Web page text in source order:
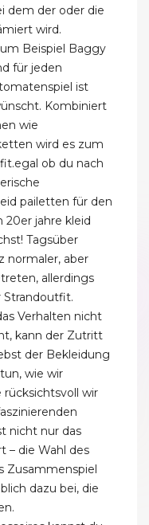
dem der oder die
wird.
Beispiel Baggy
für jeden
ist
Kombiniert
wie
wird es zum
ob du nach
pailetten für den
jahre kleid
Tagsüber
normaler, aber
allerdings
Verhalten nicht
kann der Zutritt
der Bekleidung
wie wir
wir
nicht nur das
– die Wahl des
Zusammenspiel
dazu bei, die